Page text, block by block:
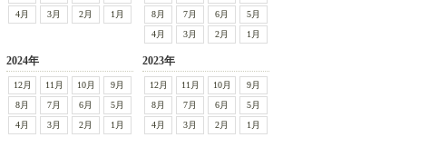
4月
3月 2月 1月
8月
7月 6月
5月
4月
3月 2月 1月
2024年
12月 11月 10月
9月
8月
7月 6月
5月
4月
3月 2月 1月
2023年
12月 11月 10月
9月
8月
7月 6月
5月
4月
3月 2月 1月